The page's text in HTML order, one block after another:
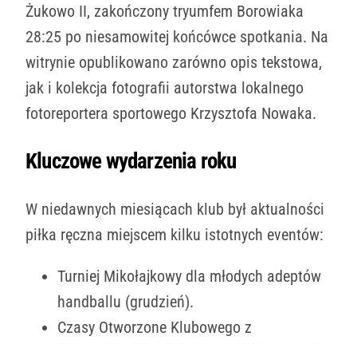
Żukowo II, zakończony tryumfem Borowiaka
28:25 po niesamowitej końcówce spotkania. Na
witrynie opublikowano zarówno opis tekstowa,
jak i kolekcja fotografii autorstwa lokalnego
fotoreportera sportowego Krzysztofa Nowaka.
Kluczowe wydarzenia roku
W niedawnych miesiącach klub był aktualności
piłka ręczna miejscem kilku istotnych eventów:
Turniej Mikołajkowy dla młodych adeptów
handballu (grudzień).
Czasy Otworzone Klubowego z